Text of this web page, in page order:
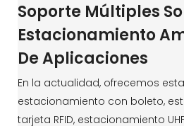
Soporte Múltiples
Estacionamiento
De Aplicaciones
En la actualidad, ofrecemos
estacionamiento con boleto,
tarjeta RFID, estacionamiento